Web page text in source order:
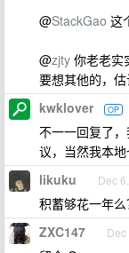
@StackGao 这
@zjty 你老老实
要想其他的，估
kwklover OP
不一一回复了
议，当然我本
likuku Dec
积蓄够花一年
ZXC147